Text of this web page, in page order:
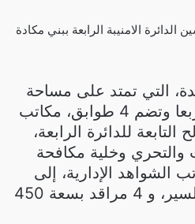
الدائرة الامنيبة الرابعة ببني مكادة
التي تمتد على مساحة
تصل إلى 1612 مترا مربعا وتضم 4 طوابق، مكاتب
للدائرة الرابعة،
والتحري وخلية مكافحة
الشواهد الإدارية، إلى
جانب مصلحة حوادث السير، و 4 مراقد بسعة 450